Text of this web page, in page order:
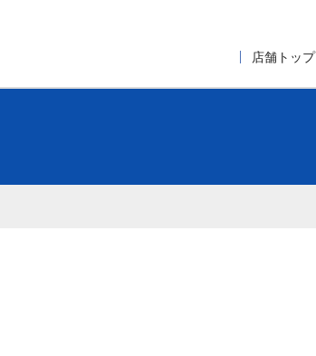
店舗トップ